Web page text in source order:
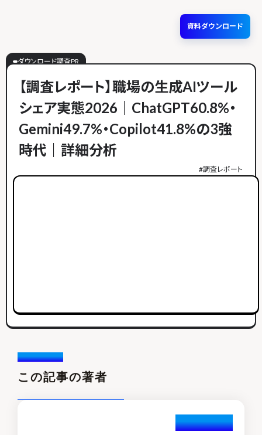
資料ダウンロード
ダウンロード調査PR
【調査レポート】職場の生成AIツール
シェア実態2026｜ChatGPT60.8%・
Gemini49.7%・Copilot41.8%の3強
時代｜詳細分析
#調査レポート
Writer /
この記事の著者
tsumori